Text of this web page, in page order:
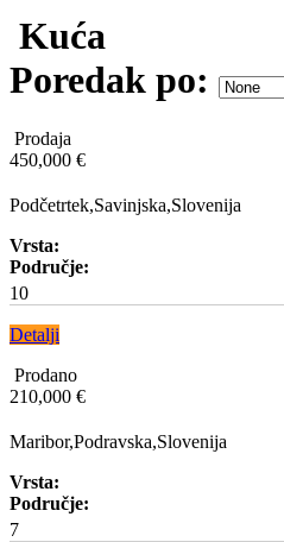
Kuća
Poredak po:
Prodaja
450,000 €
Podčetrtek,Savinjska,Slovenija
Vrsta:
Područje:
10
Detalji
Prodano
210,000 €
Maribor,Podravska,Slovenija
Vrsta:
Područje:
7